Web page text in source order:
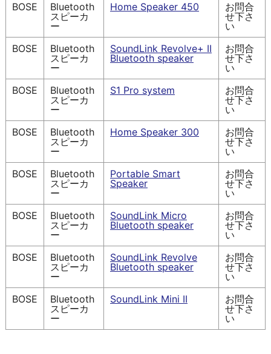
BOSE
Bluetooth
スピーカ
ー
Home Speaker 450
お問合
せ下さ
い
BOSE
Bluetooth
スピーカ
ー
SoundLink Revolve+ II
Bluetooth speaker
お問合
せ下さ
い
BOSE
Bluetooth
スピーカ
ー
S1 Pro system
お問合
せ下さ
い
BOSE
Bluetooth
スピーカ
ー
Home Speaker 300
お問合
せ下さ
い
BOSE
Bluetooth
スピーカ
ー
Portable Smart
Speaker
お問合
せ下さ
い
BOSE
Bluetooth
スピーカ
ー
SoundLink Micro
Bluetooth speaker
お問合
せ下さ
い
BOSE
Bluetooth
スピーカ
ー
SoundLink Revolve
Bluetooth speaker
お問合
せ下さ
い
BOSE
Bluetooth
スピーカ
ー
SoundLink Mini II
お問合
せ下さ
い